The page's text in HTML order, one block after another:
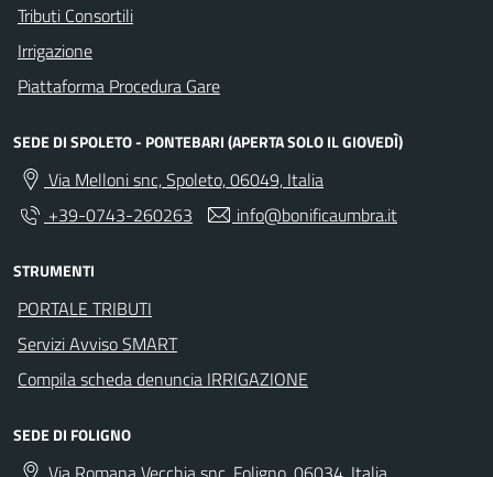
Tributi Consortili
Irrigazione
Piattaforma Procedura Gare
SEDE DI SPOLETO - PONTEBARI (APERTA SOLO IL GIOVEDÌ)
Via Melloni snc, Spoleto, 06049, Italia
+39-0743-260263
info@bonificaumbra.it
STRUMENTI
PORTALE TRIBUTI
Servizi Avviso SMART
Compila scheda denuncia IRRIGAZIONE
SEDE DI FOLIGNO